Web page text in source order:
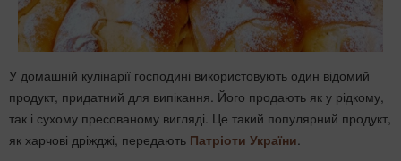
У домашній кулінарії господині використовують один відомий
продукт, придатний для випікання. Його продають як у рідкому,
так і сухому пресованому вигляді. Це такий популярний продукт,
як харчові дріжджі, передають Патріоти України.